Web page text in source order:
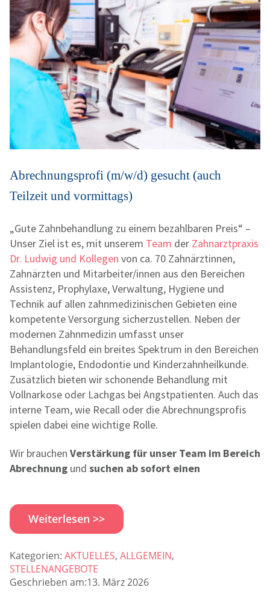
Abrechnungsprofi (m/w/d) gesucht (auch
Teilzeit und vormittags)
„Gute Zahnbehandlung zu einem bezahlbaren Preis“ –
Unser Ziel ist es, mit unserem Team der Zahnarztpraxis
Dr. Ludwig und Kollegen von ca. 70 Zahnärztinnen,
Zahnärzten und Mitarbeiter/innen aus den Bereichen
Assistenz, Prophylaxe, Verwaltung, Hygiene und
Technik auf allen zahnmedizinischen Gebieten eine
kompetente Versorgung sicherzustellen. Neben der
modernen Zahnmedizin umfasst unser
Behandlungsfeld ein breites Spektrum in den Bereichen
Implantologie, Endodontie und Kinderzahnheilkunde.
Zusätzlich bieten wir schonende Behandlung mit
Vollnarkose oder Lachgas bei Angstpatienten. Auch das
interne Team, wie Recall oder die Abrechnungsprofis
spielen dabei eine wichtige Rolle.
Wir brauchen Verstärkung für unser Team im Bereich
Abrechnung und suchen ab sofort einen
Weiterlesen >>
Kategorien: AKTUELLES, ALLGEMEIN,
STELLENANGEBOTE
Geschrieben am:13. März 2026